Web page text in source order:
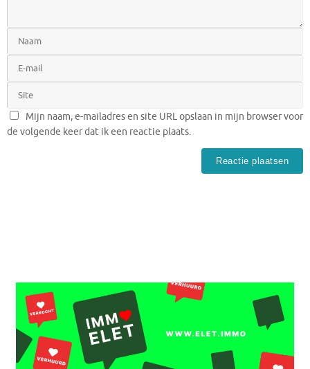
Mijn naam, e-mailadres en site URL opslaan in mijn browser voor
de volgende keer dat ik een reactie plaats.